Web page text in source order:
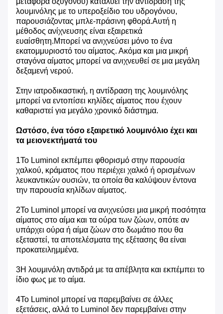
λουμινόλης με το υπεροξείδιο του υδρογόνου,
παρουσιάζοντας μπλε-πράσινη φθορά.Αυτή η
μέθοδος ανίχνευσης είναι εξαιρετικά
ευαίσθητη.Μπορεί να ανιχνεύσει μόνο το ένα
εκατομμυριοστό του αίματος. Ακόμα και μια μικρή
σταγόνα αίματος μπορεί να ανιχνευθεί σε μια μεγάλη
δεξαμενή νερού.
Στην ιατροδικαστική, η αντίδραση της λουμινόλης
μπορεί να εντοπίσει κηλίδες αίματος που έχουν
καθαριστεί για μεγάλο χρονικό διάστημα.
Ωστόσο, ένα τόσο εξαιρετικό λουμινόλιο έχει και
τα μειονεκτήματά του
1Το Luminol εκπέμπει φθορισμό στην παρουσία
χαλκού, κράματος που περιέχει χαλκό ή ορισμένων
λευκαντικών ουσιών, τα οποία θα καλύψουν έντονα
την παρουσία κηλίδων αίματος.
2Το Luminol μπορεί να ανιχνεύσει μια μικρή ποσότητα
αίματος στο αίμα και τα ούρα των ζώων, οπότε αν
υπάρχει ούρα ή αίμα ζώων στο δωμάτιο που θα
εξεταστεί, τα αποτελέσματα της εξέτασης θα είναι
προκατειλημμένα.
3Η λουμινόλη αντιδρά με τα απέβλητα και εκπέμπει το
ίδιο φως με το αίμα.
4Το Luminol μπορεί να παρεμβαίνει σε άλλες
εξετάσεις, αλλά το Luminol δεν παρεμβαίνει στην